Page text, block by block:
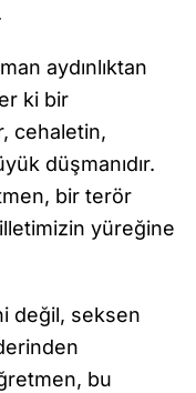
aydınlıktan
ki bir
cehaletin,
düşmanıdır.
bir terör
yüreğine
değil, seksen
bu